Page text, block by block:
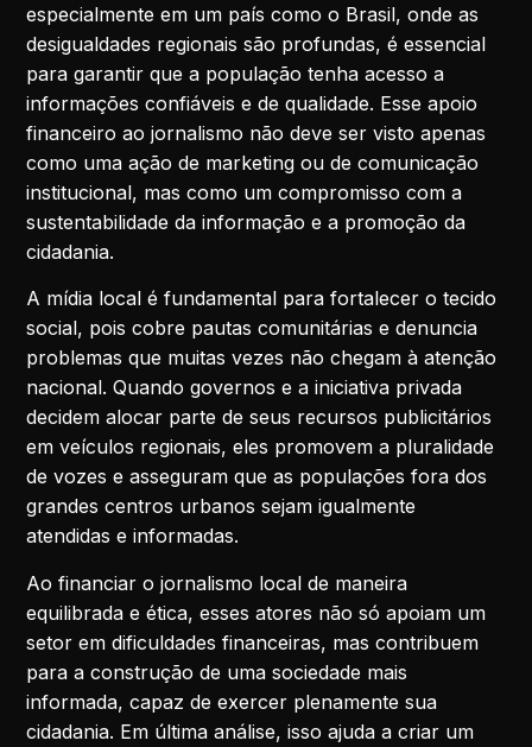
especialmente em um país como o Brasil, onde as
desigualdades regionais são profundas, é essencial
para garantir que a população tenha acesso a
informações confiáveis e de qualidade. Esse apoio
financeiro ao jornalismo não deve ser visto apenas
como uma ação de marketing ou de comunicação
institucional, mas como um compromisso com a
sustentabilidade da informação e a promoção da
cidadania.
A mídia local é fundamental para fortalecer o tecido
social, pois cobre pautas comunitárias e denuncia
problemas que muitas vezes não chegam à atenção
nacional. Quando governos e a iniciativa privada
decidem alocar parte de seus recursos publicitários
em veículos regionais, eles promovem a pluralidade
de vozes e asseguram que as populações fora dos
grandes centros urbanos sejam igualmente
atendidas e informadas.
Ao financiar o jornalismo local de maneira
equilibrada e ética, esses atores não só apoiam um
setor em dificuldades financeiras, mas contribuem
para a construção de uma sociedade mais
informada, capaz de exercer plenamente sua
cidadania. Em última análise, isso ajuda a criar um